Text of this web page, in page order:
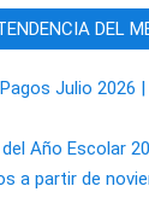
DEL
Julio 2026
Año Escolar
a partir de